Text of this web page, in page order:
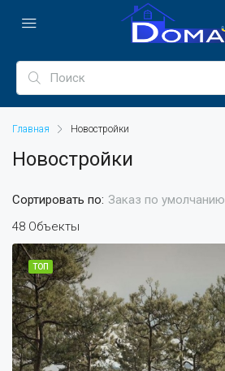
Главная Новостройки
Новостройки
48 Объекты
Сортировать по: Заказ по умолчанию
ТОП